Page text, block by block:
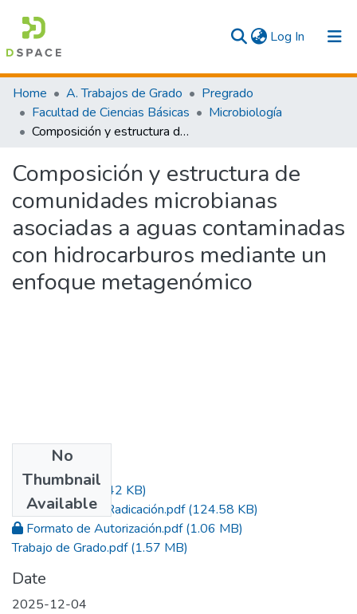
Log In (current)
Communities & Collections
Home A. Trabajos de Grado
Pregrado
Facultad de Ciencias Básicas
Microbiología
Composición y estructura de comunidades microbianas asociadas a aguas contaminadas con hidrocarburos mediante un enfoque metagenómico
Composición y estructura de
comunidades microbianas
asociadas a aguas contaminadas
con hidrocarburos mediante un
enfoque metagenómico
No
Thumbnail
Available
Acta.pdf(454.42 KB)
Constancia de Radicación.pdf(124.58 KB)
Formato de Autorización.pdf(1.06 MB)
Trabajo de Grado.pdf(1.57 MB)
Date
2025-12-04